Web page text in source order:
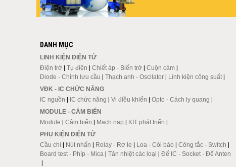
DANH MỤC
LINH KIỆN ĐIỆN TỬ
Điện trở| Tụ điện | Chiết áp - Biến trở| Cuộn cảm|
Diode - Chỉnh lưu cầu | Thạch anh - Oscilator| Linh kiện công suất|
VĐK - IC CHỨC NĂNG
IC nguồn | IC chức năng | Vi điều khiển | Opto - Cách ly quang |
MODULE - CẢM BIẾN
Module | Cảm biến | Mạch nạp | KIT phát triển |
PHỤ KIỆN ĐIỆN TỬ
Cầu chì| Nút nhấn | Relay - Rơ le | Loa - Còi báo | Công tắc - Switch |
Board test - Phíp - Mica | Tản nhiệt các loại | Đế IC - Socket - Đế Anten
|